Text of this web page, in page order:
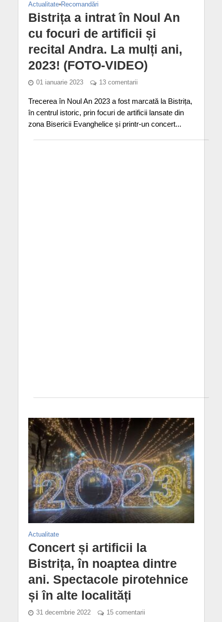
Actualitate•Recomandări
Bistrița a intrat în Noul An
cu focuri de artificii și
recital Andra. La mulți ani,
2023! (FOTO-VIDEO)
01 ianuarie 2023 13 comentarii
Trecerea în Noul An 2023 a fost marcată la Bistrița,
în centrul istoric, prin focuri de artificii lansate din
zona Bisericii Evanghelice și printr-un concert...
Actualitate
Concert și artificii la
Bistrița, în noaptea dintre
ani. Spectacole pirotehnice
și în alte localități
31 decembrie 2022 15 comentarii